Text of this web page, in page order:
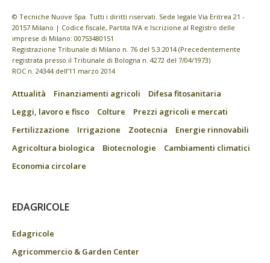
© Tecniche Nuove Spa. Tutti i diritti riservati. Sede legale Via Eritrea 21 -
20157 Milano | Codice fiscale, Partita IVA e Iscrizione al Registro delle
imprese di Milano: 00753480151
Registrazione Tribunale di Milano n. 76 del 5.3.2014 (Precedentemente
registrata presso il Tribunale di Bologna n. 4272 del 7/04/1973)
ROC n. 24344 dell’11 marzo 2014
Attualità Finanziamenti agricoli
Difesa fitosanitaria
Leggi, lavoro e fisco
Colture
Prezzi agricoli e mercati
Fertilizzazione
Irrigazione Zootecnia
Energie rinnovabili
Agricoltura biologica
Biotecnologie
Cambiamenti climatici
Economia circolare
EDAGRICOLE
Edagricole
Agricommercio & Garden Center